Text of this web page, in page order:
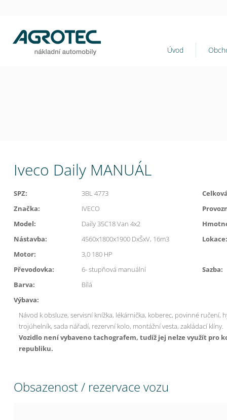
Úvod
Iveco Daily MANUÁL
SPZ: 3BL 4773
Značka:
IVECO
Model:
Daily 35C18 Van 4x2
Nástavba:
4560x1800x1900 DxŠxV, 16m3
Lokace:
Motor:
3,0 180 HP
Převodovka:
6- stupňová manuální
Sazba:
Barva:
Bílá
Výbava:
Návod k obsluze, servisní knížka, lékárnička, koberec, povinné ručení,
trojúhelník, sada nářadí, rezervní kolo, montážní vesta, zakládací klíny.
Vozidlo není vybaveno tachografem, tudíž jej nelze využít pro
republiku.
Obsazenost / rezervace vozu